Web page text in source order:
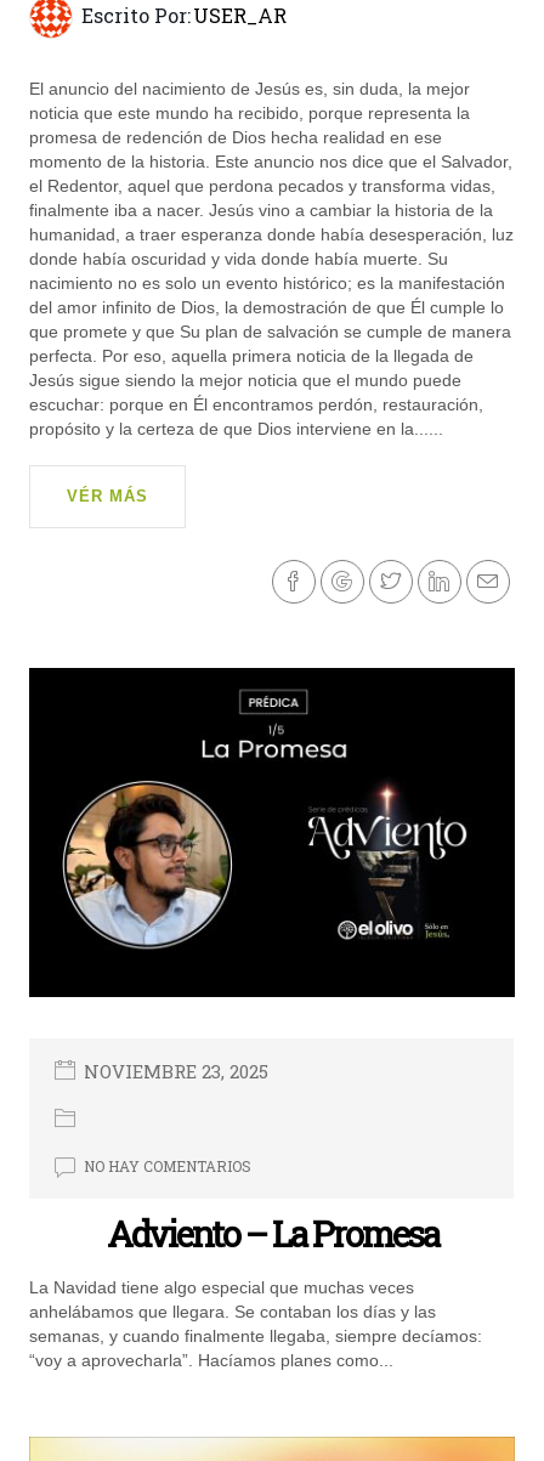
Escrito Por:USER_AR
El anuncio del nacimiento de Jesús es, sin duda, la mejor
noticia que este mundo ha recibido, porque representa la
promesa de redención de Dios hecha realidad en ese
momento de la historia. Este anuncio nos dice que el Salvador,
el Redentor, aquel que perdona pecados y transforma vidas,
finalmente iba a nacer. Jesús vino a cambiar la historia de la
humanidad, a traer esperanza donde había desesperación, luz
donde había oscuridad y vida donde había muerte. Su
nacimiento no es solo un evento histórico; es la manifestación
del amor infinito de Dios, la demostración de que Él cumple lo
que promete y que Su plan de salvación se cumple de manera
perfecta. Por eso, aquella primera noticia de la llegada de
Jesús sigue siendo la mejor noticia que el mundo puede
escuchar: porque en Él encontramos perdón, restauración,
propósito y la certeza de que Dios interviene en la......
VÉR MÁS
NOVIEMBRE 23, 2025
NO HAY COMENTARIOS
Adviento – La Promesa
La Navidad tiene algo especial que muchas veces
anhelábamos que llegara. Se contaban los días y las
semanas, y cuando finalmente llegaba, siempre decíamos:
“voy a aprovecharla”. Hacíamos planes como...